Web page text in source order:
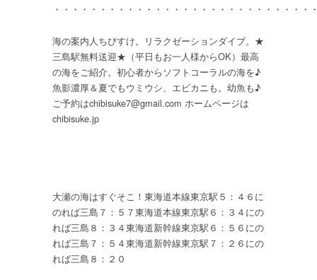
・・・・・・・・・・・・・・・・・・・・・・・・・・・・
海の案内人ちびすけ。リラクゼーションダイブ。★
三島駅無料送迎★（平日もお一人様からOK）最高
の海をご紹介。初心者からソフトコーラルの海を♪
魚影濃厚＆夏でもウミウシ、エビカニも。幼魚も♪
ご予約はchibisuke7@gmail.com ホームページは
chibisuke.jp
大瀬の海はすぐそこ！東海道本線東京駅５：４６に
のれば三島７：５７東海道本線東京駅６：３４にの
れば三島８：３４東海道新幹線東京駅６：５６にの
れば三島７：５４東海道新幹線東京駅７：２６にの
れば三島８：２０